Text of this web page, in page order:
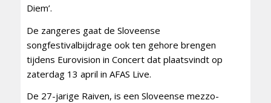
Diem’.
De zangeres gaat de Sloveense
songfestivalbijdrage ook ten gehore brengen
tijdens Eurovision in Concert dat plaatsvindt op
zaterdag 13 april in AFAS Live.
De 27-jarige Raiven, is een Sloveense mezzo-